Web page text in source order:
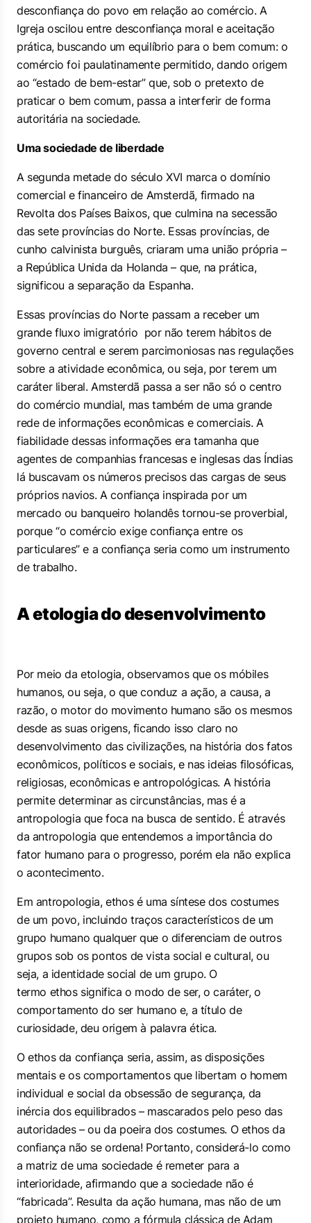
desconfiança do povo em relação ao comércio. A
Igreja oscilou entre desconfiança moral e aceitação
prática, buscando um equilíbrio para o bem comum: o
comércio foi paulatinamente permitido, dando origem
ao “estado de bem-estar” que, sob o pretexto de
praticar o bem comum, passa a interferir de forma
autoritária na sociedade.
Uma sociedade de liberdade
A segunda metade do século XVI marca o domínio
comercial e financeiro de Amsterdã, firmado na
Revolta dos Países Baixos, que culmina na secessão
das sete províncias do Norte. Essas províncias, de
cunho calvinista burguês, criaram uma união própria –
a República Unida da Holanda – que, na prática,
significou a separação da Espanha.
Essas províncias do Norte passam a receber um
grande fluxo imigratório por não terem hábitos de
governo central e serem parcimoniosas nas regulações
sobre a atividade econômica, ou seja, por terem um
caráter liberal. Amsterdã passa a ser não só o centro
do comércio mundial, mas também de uma grande
rede de informações econômicas e comerciais. A
fiabilidade dessas informações era tamanha que
agentes de companhias francesas e inglesas das Índias
lá buscavam os números precisos das cargas de seus
próprios navios. A confiança inspirada por um
mercado ou banqueiro holandês tornou-se proverbial,
porque “o comércio exige confiança entre os
particulares” e a confiança seria como um instrumento
de trabalho.
A etologia do desenvolvimento
Por meio da etologia, observamos que os móbiles
humanos, ou seja, o que conduz a ação, a causa, a
razão, o motor do movimento humano são os mesmos
desde as suas origens, ficando isso claro no
desenvolvimento das civilizações, na história dos fatos
econômicos, políticos e sociais, e nas ideias filosóficas,
religiosas, econômicas e antropológicas. A história
permite determinar as circunstâncias, mas é a
antropologia que foca na busca de sentido. É através
da antropologia que entendemos a importância do
fator humano para o progresso, porém ela não explica
o acontecimento.
Em antropologia,ethosé uma síntese dos costumes
de um povo, incluindo traços característicos de um
grupo humano qualquer que o diferenciam de outros
grupos sob os pontos de vista social e cultural, ou
seja, a identidade social de um grupo. O
termo ethossignifica o modo de ser, o caráter, o
comportamento do ser humano e, a título de
curiosidade, deu origem à palavra ética.
Oethos da confiança seria, assim, as disposições
mentais e os comportamentos que libertam o homem
individual e social da obsessão de segurança, da
inércia dos equilibrados – mascarados pelo peso das
autoridades – ou da poeira dos costumes. O ethosda
confiança não se ordena! Portanto, considerá-lo como
a matriz de uma sociedade é remeter para a
interioridade, afirmando que a sociedade não é
“fabricada”. Resulta da ação humana, mas não de um
projeto humano, como a fórmula clássica de Adam